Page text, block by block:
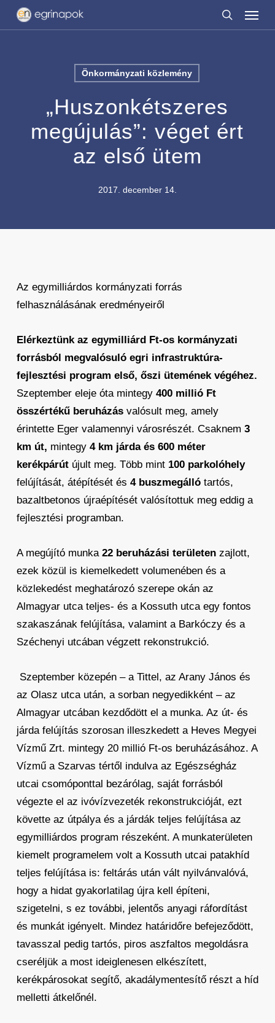
Skip
search
Menu
Önkormányzati közlemény
„Huszonkétszeres
megújulás”: véget ért
az első ütem
2017. december 14.
Az egymilliárdos kormányzati forrás
felhasználásának eredményeiről
Elérkeztünk az egymilliárd Ft-os kormányzati
forrásból megvalósuló egri infrastruktúra-
fejlesztési program első, őszi ütemének végéhez.
Szeptember eleje óta mintegy 400 millió Ft
összértékű beruházásvalósult meg, amely
érintette Eger valamennyi városrészét. Csaknem 3
km út, mintegy 4 km járda és 600 méter
kerékpárútújult meg. Több mint 100 parkolóhely
felújítását, átépítését és 4 buszmegállótartós,
bazaltbetonos újraépítését valósítottuk meg eddig a
fejlesztési programban.
A megújító munka 22 beruházási területenzajlott,
ezek közül is kiemelkedett volumenében és a
közlekedést meghatározó szerepe okán az
Almagyar utca teljes- és a Kossuth utca egy fontos
szakaszának felújítása, valamint a Barkóczy és a
Széchenyi utcában végzett rekonstrukció.
Szeptember közepén – a Tittel, az Arany János és
az Olasz utca után, a sorban negyedikként – az
Almagyar utcában kezdődött el a munka. Az út- és
járda felújítás szorosan illeszkedett a Heves Megyei
Vízmű Zrt. mintegy 20 millió Ft-os beruházásához. A
Vízmű a Szarvas tértől indulva az Egészségház
utcai csomóponttal bezárólag, saját forrásból
végezte el az ivóvízvezeték rekonstrukcióját, ezt
követte az útpálya és a járdák teljes felújítása az
egymilliárdos program részeként. A munkaterületen
kiemelt programelem volt a Kossuth utcai patakhíd
teljes felújítása is: feltárás után vált nyilvánvalóvá,
hogy a hidat gyakorlatilag újra kell építeni,
szigetelni, s ez további, jelentős anyagi ráfordítást
és munkát igényelt. Mindez határidőre befejeződött,
tavasszal pedig tartós, piros aszfaltos megoldásra
cseréljük a most ideiglenesen elkészített,
kerékpárosokat segítő, akadálymentesítő részt a híd
melletti átkelőnél.